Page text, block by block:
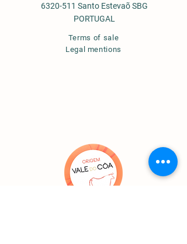
6320-511 Santo Estevaõ SBG
PORTUGAL
Terms of sale
Legal mentions